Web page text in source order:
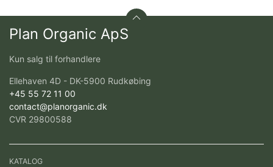
Plan Organic ApS
Kun salg til forhandlere
Ellehaven 4D - DK-5900 Rudkøbing
+45 55 72 11 00
contact@planorganic.dk
CVR 29800588
KATALOG